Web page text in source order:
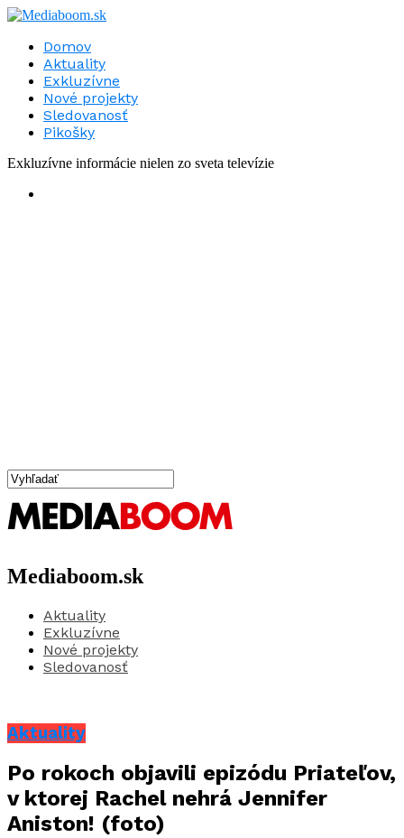
Domov
Aktuality
Exkluzívne
Nové projekty
Sledovanosť
Pikošky
Exkluzívne informácie nielen zo sveta televízie
Mediaboom.sk
Aktuality
Exkluzívne
Nové projekty
Sledovanosť
Aktuality
Po rokoch objavili epizódu Priateľov,
v ktorej Rachel nehrá Jennifer
Aniston! (foto)